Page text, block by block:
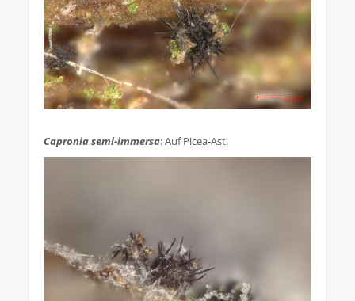
Capronia semi-immersa: Auf Picea-Ast.